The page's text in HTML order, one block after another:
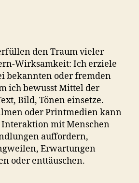
ON
Web
Convention
2013
den Traum vieler
Wirksamkeit: Ich erziele
bekannten oder fremden
ich bewusst Mittel der
Bild, Tönen einsetze.
oder Printmedien kann
Interaktion mit Menschen
auffordern,
Erwartungen
oder enttäuschen.